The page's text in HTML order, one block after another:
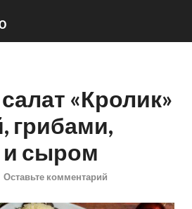
«Кролик»
грибами,
сыром
Оставьте комментарий